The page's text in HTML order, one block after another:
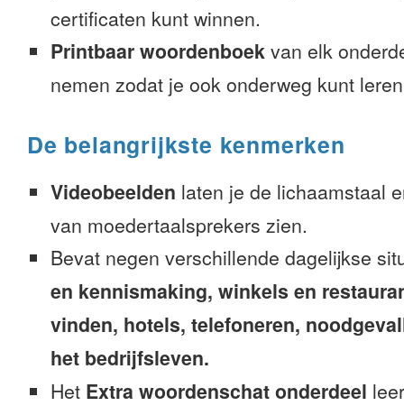
certificaten kunt winnen.
Printbaar woordenboek van elk
nemen zodat je ook onderweg kunt
De belangrijkste kenmerken
Videobeelden laten je de lichaamstaal
van moedertaalsprekers zien.
Bevat negen verschillende dagelijkse
en kennismaking, winkels en
vinden, hotels, telefoneren,
het bedrijfsleven.
Het Extra woordenschat onderdeel